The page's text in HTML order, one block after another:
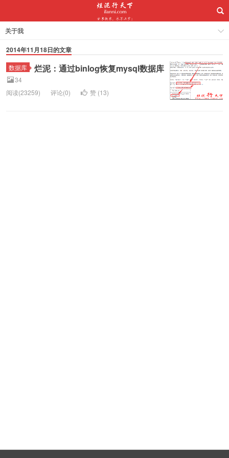
关于我
2014年11月18日的文章
数据库 烂泥：通过binlog恢复mysql数据库
34
阅读(23259)
评论(0) 赞 (13)